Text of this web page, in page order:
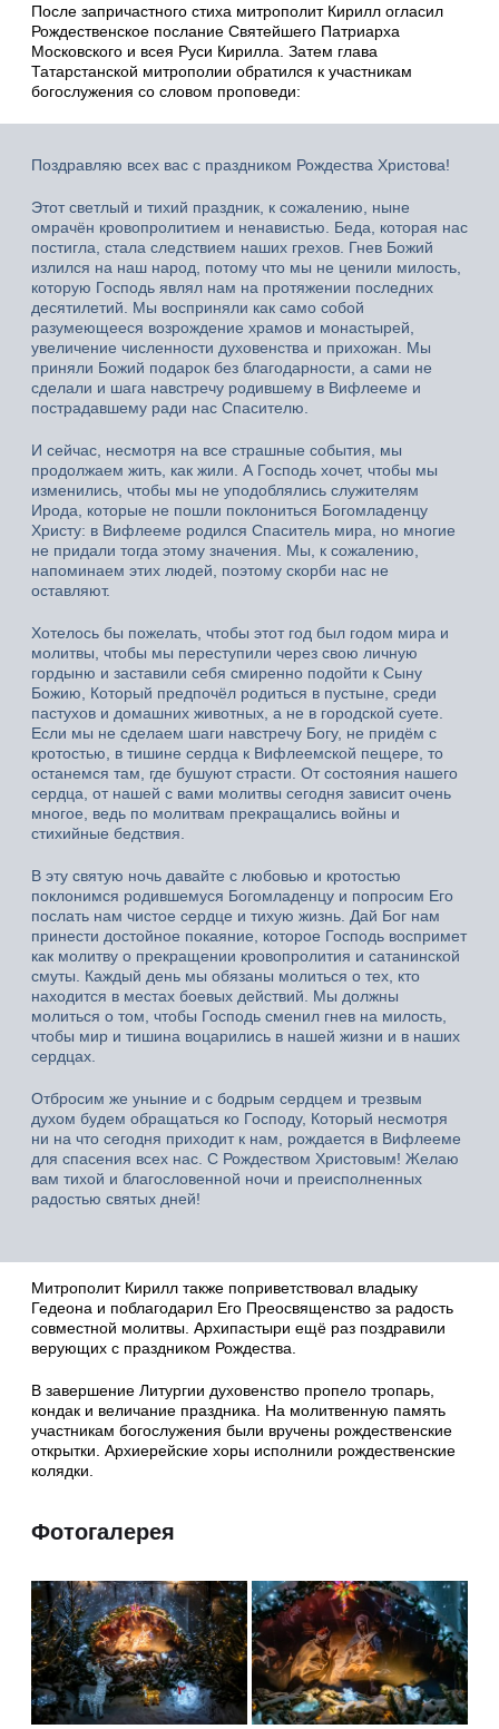
После запричастного стиха митрополит Кирилл огласил
Рождественское послание Святейшего Патриарха
Московского и всея Руси Кирилла. Затем глава
Татарстанской митрополии обратился к участникам
богослужения со словом проповеди:
Поздравляю всех вас с праздником Рождества Христова!
Этот светлый и тихий праздник, к сожалению, ныне
омрачён кровопролитием и ненавистью. Беда, которая нас
постигла, стала следствием наших грехов. Гнев Божий
излился на наш народ, потому что мы не ценили милость,
которую Господь являл нам на протяжении последних
десятилетий. Мы восприняли как само собой
разумеющееся возрождение храмов и монастырей,
увеличение численности духовенства и прихожан. Мы
приняли Божий подарок без благодарности, а сами не
сделали и шага навстречу родившему в Вифлееме и
пострадавшему ради нас Спасителю.
И сейчас, несмотря на все страшные события, мы
продолжаем жить, как жили. А Господь хочет, чтобы мы
изменились, чтобы мы не уподоблялись служителям
Ирода, которые не пошли поклониться Богомладенцу
Христу: в Вифлееме родился Спаситель мира, но многие
не придали тогда этому значения. Мы, к сожалению,
напоминаем этих людей, поэтому скорби нас не
оставляют.
Хотелось бы пожелать, чтобы этот год был годом мира и
молитвы, чтобы мы переступили через свою личную
гордыню и заставили себя смиренно подойти к Сыну
Божию, Который предпочёл родиться в пустыне, среди
пастухов и домашних животных, а не в городской суете.
Если мы не сделаем шаги навстречу Богу, не придём с
кротостью, в тишине сердца к Вифлеемской пещере, то
останемся там, где бушуют страсти. От состояния нашего
сердца, от нашей с вами молитвы сегодня зависит очень
многое, ведь по молитвам прекращались войны и
стихийные бедствия.
В эту святую ночь давайте с любовью и кротостью
поклонимся родившемуся Богомладенцу и попросим Его
послать нам чистое сердце и тихую жизнь. Дай Бог нам
принести достойное покаяние, которое Господь воспримет
как молитву о прекращении кровопролития и сатанинской
смуты. Каждый день мы обязаны молиться о тех, кто
находится в местах боевых действий. Мы должны
молиться о том, чтобы Господь сменил гнев на милость,
чтобы мир и тишина воцарились в нашей жизни и в наших
сердцах.
Отбросим же уныние и с бодрым сердцем и трезвым
духом будем обращаться ко Господу, Который несмотря
ни на что сегодня приходит к нам, рождается в Вифлееме
для спасения всех нас. С Рождеством Христовым! Желаю
вам тихой и благословенной ночи и преисполненных
радостью святых дней!
Митрополит Кирилл также поприветствовал владыку
Гедеона и поблагодарил Его Преосвященство за радость
совместной молитвы. Архипастыри ещё раз поздравили
верующих с праздником Рождества.
В завершение Литургии духовенство пропело тропарь,
кондак и величание праздника. На молитвенную память
участникам богослужения были вручены рождественские
открытки. Архиерейские хоры исполнили рождественские
колядки.
Фотогалерея